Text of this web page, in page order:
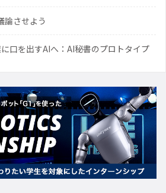
論させよう
口を出すAIへ：AI秘書のプロトタイプ